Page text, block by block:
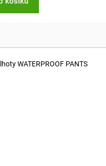
WATERPROOF PANTS